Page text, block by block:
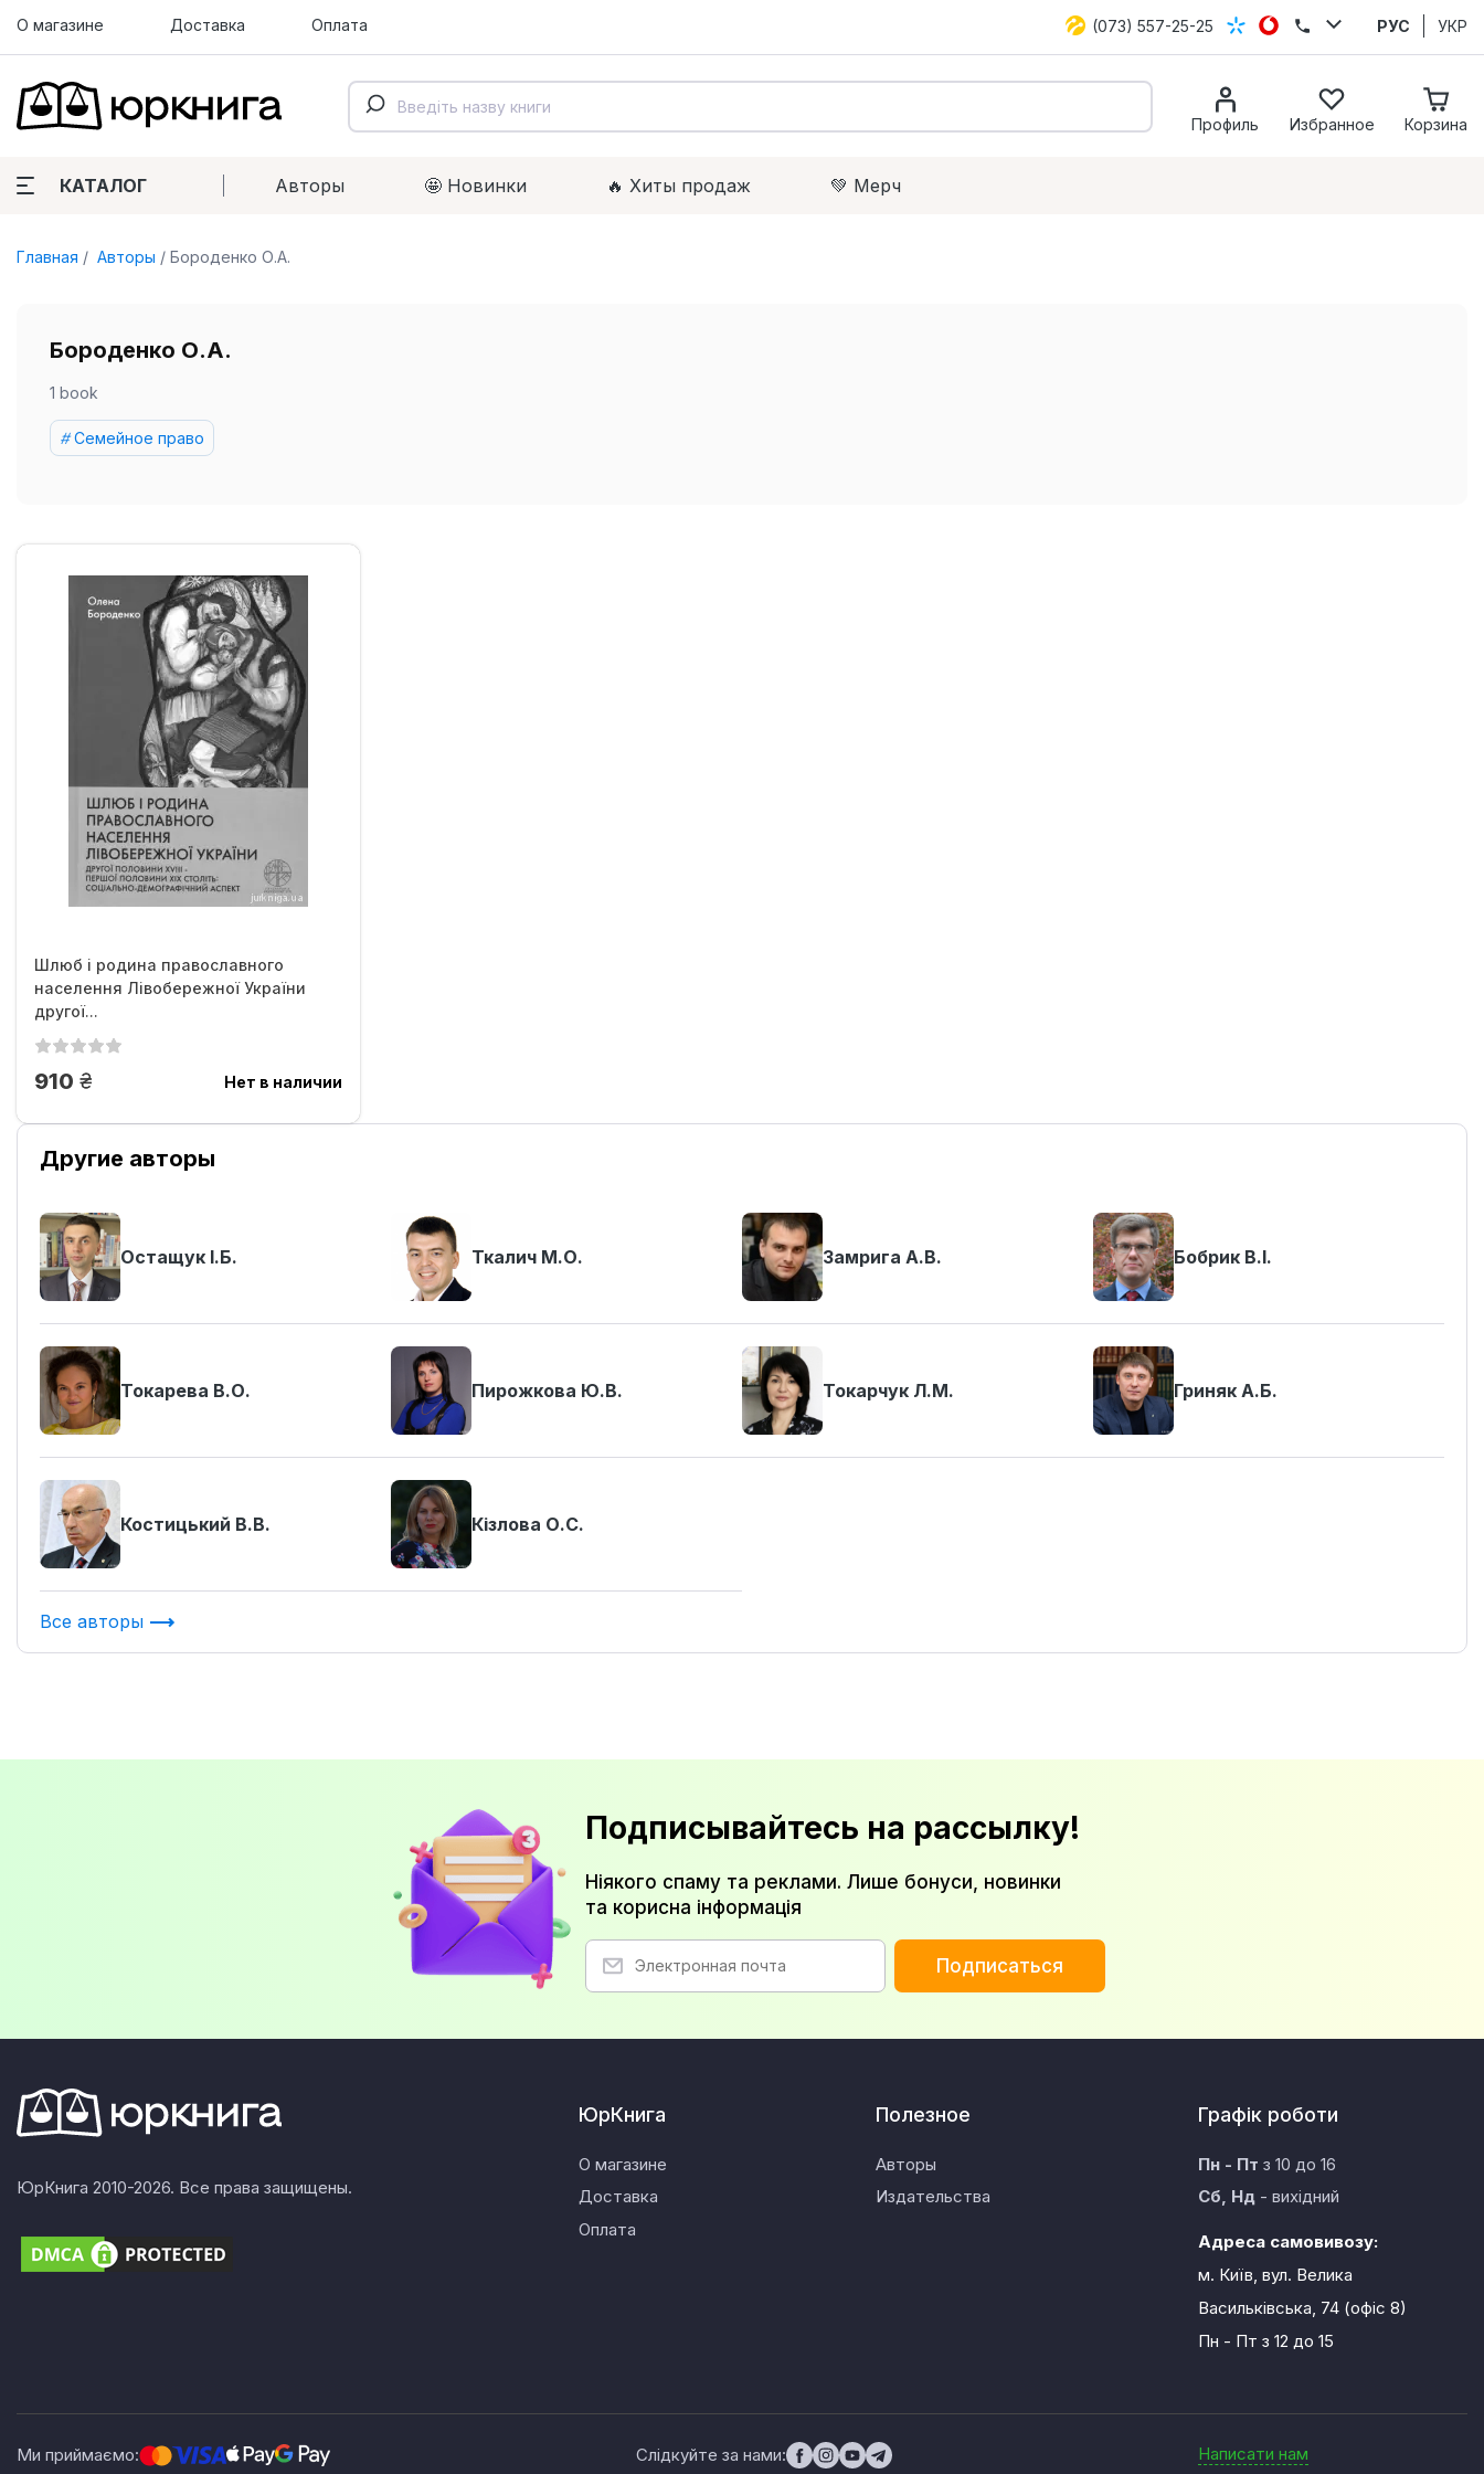
О магазине Доставка Оплата (073) 557-25-25 РУС УКР
Профиль Избранное Корзина
КАТАЛОГ Авторы 🤩 Новинки 🔥 Xиты продаж 💚 Мерч
Главная Авторы Бороденко О.А.
Бороденко О.А.
1 book
Семейное право
Шлюб і родина православного
населення Лівобережної України
другої...
910 грн. Нет в наличии
Другие авторы
Остащук І.Б. Ткалич М.О. Замрига А.В. Бобрик В.І.
Токарева В.О. Пирожкова Ю.В. Токарчук Л.М. Гриняк А.Б.
Костицький В.В. Кізлова О.С.
Все авторы
Подписывайтесь на рассылку!
Ніякого спаму та реклами. Лише бонуси, новинки
та корисна інформація
Подписаться
ЮрКнига 2010-2026. Все права защищены.
ЮрКнига
О магазине
Доставка
Оплата
Полезное
Авторы
Издательства
Графік роботи
Пн - Пт з 10 до 16
Сб, Нд- вихідний
Адреса самовивозу:
м. Київ, вул. Велика
Васильківська, 74 (офіс 8)
Пн - Пт з 12 до 15
Ми приймаємо: Слідкуйте за нами: Написати нам